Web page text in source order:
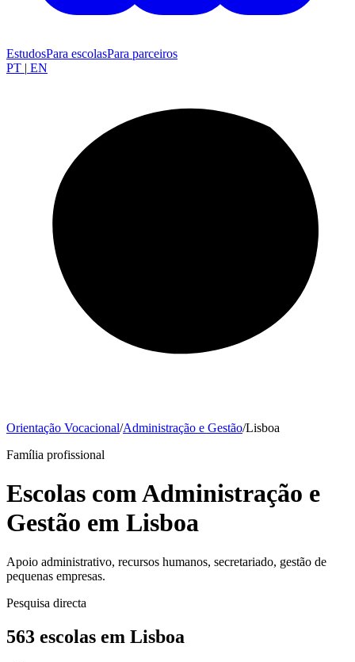
EstudosPara escolasPara parceiros
PT | EN
Orientação Vocacional/Administração e Gestão/Lisboa
Família profissional
Escolas com Administração e
Gestão em Lisboa
Apoio administrativo, recursos humanos, secretariado, gestão de
pequenas empresas.
Pesquisa directa
563 escolas em Lisboa